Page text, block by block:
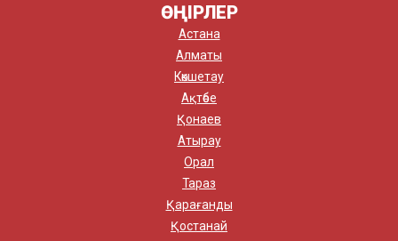
ӨҢІРЛЕР
Астана
Алматы
Көкшетау
Ақтөбе
Қонаев
Атырау
Орал
Тараз
Қарағанды
Қостанай